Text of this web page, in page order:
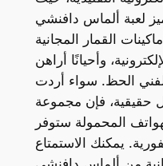
لعبة ألماس دافنشي
القمار المجانية
وأحيانًا أراهن
الحظ. سواء أردت
حقيقية، فإن مجموعة
المحمولة ستوفر
يمكنك الاستمتاع